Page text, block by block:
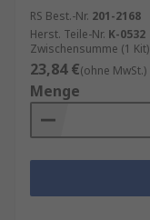
RS Best.-Nr. 201-2168
Herst. Teile-Nr. K-0532
Zwischensumme (1 Kit)
23,84 €(ohne MwSt.)
Menge